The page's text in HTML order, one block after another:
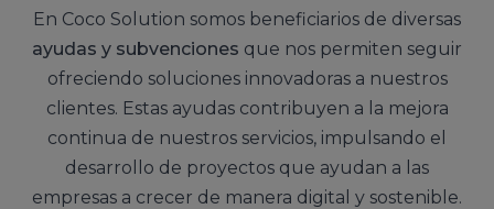
En Coco Solution somos beneficiarios de diversas
ayudas y subvenciones que nos permiten seguir
ofreciendo soluciones innovadoras a nuestros
clientes. Estas ayudas contribuyen a la mejora
continua de nuestros servicios, impulsando el
desarrollo de proyectos que ayudan a las
empresas a crecer de manera digital y sostenible.